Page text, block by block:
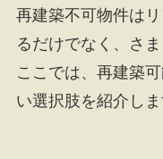
再建築不可物件は
るだけでなく、さ
ここでは、再建築
い選択肢を紹介しま